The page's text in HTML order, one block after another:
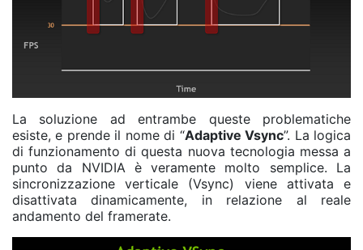
La soluzione ad entrambe queste problematiche
esiste, e prende il nome di “Adaptive Vsync”. La logica
di funzionamento di questa nuova tecnologia messa a
punto da NVIDIA è veramente molto semplice. La
sincronizzazione verticale (Vsync) viene attivata e
disattivata dinamicamente, in relazione al reale
andamento del framerate.